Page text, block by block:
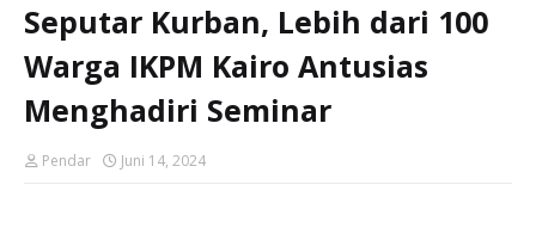
Seputar Kurban, Lebih dari 100
Warga IKPM Kairo Antusias
Menghadiri Seminar
Pendar Juni 14, 2024